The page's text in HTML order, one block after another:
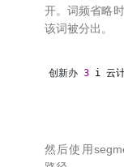
开。词频省略
该词被分出。
创新办 3 i 云
然后使用